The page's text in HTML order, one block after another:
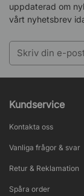
uppdaterad om
vårt nyhetsbrev
Kundservice
Kontakta oss
Vanliga frågor & svar
Retur & Reklamation
Spåra order